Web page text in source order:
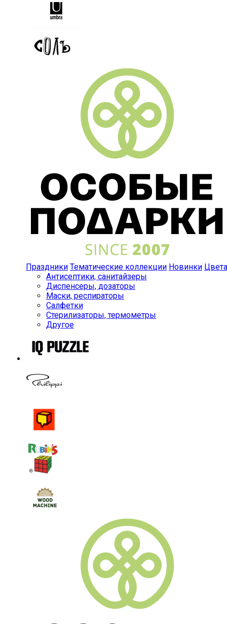
Праздники Тематические коллекции Новинки Цвета
Антисептики, санитайзеры
Диспенсеры, дозаторы
Маски, респираторы
Салфетки
Стерилизаторы, термометры
Другое